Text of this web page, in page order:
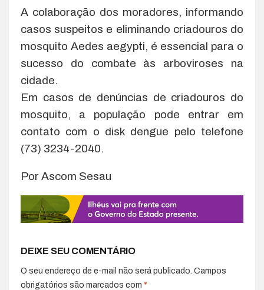
A colaboração dos moradores, informando
casos suspeitos e eliminando criadouros do
mosquito Aedes aegypti, é essencial para o
sucesso do combate às arboviroses na
cidade.
Em casos de denúncias de criadouros do
mosquito, a população pode entrar em
contato com o disk dengue pelo telefone
(73) 3234-2040.
Por Ascom Sesau
DEIXE SEU COMENTÁRIO
O seu endereço de e-mail não será publicado. Campos
obrigatórios são marcados com *